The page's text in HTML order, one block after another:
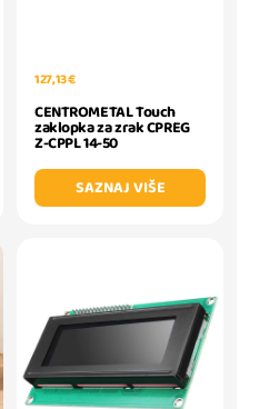
127,13 €
CENTROMETAL Touch
zaklopka za zrak CPREG
Z-CPPL 14-50
SAZNAJ VIŠE